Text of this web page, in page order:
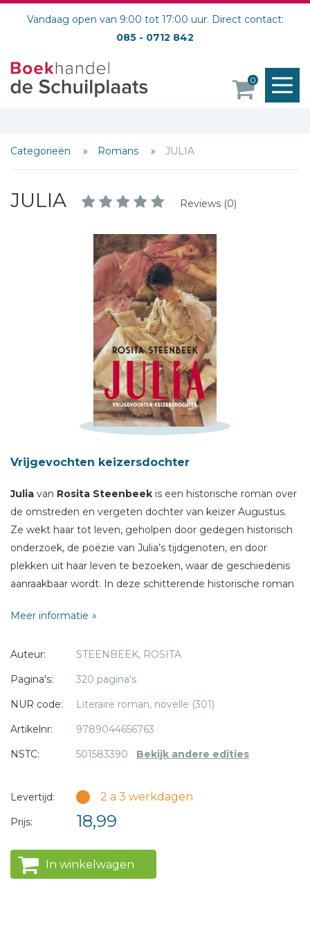
Vandaag open van 9:00 tot 17:00 uur. Direct contact:
085 - 0712 842
0
Categorieën Romans JULIA
JULIA Reviews (0)
Vrijgevochten keizersdochter
Julia van Rosita Steenbeek is een historische roman over
de omstreden en vergeten dochter van keizer Augustus.
Ze wekt haar tot leven, geholpen door gedegen historisch
onderzoek, de poëzie van Julia’s tijdgenoten, en door
plekken uit haar leven te bezoeken, waar de geschiedenis
aanraakbaar wordt. In deze schitterende historische roman
maakt, gedwarsboomd door haar vader die haar dwingt tot
Meer informatie
Auteur:
STEENBEEK, ROSITA
Pagina's:
320 pagina's
NUR code:
Literaire roman, novelle (301)
Artikelnr:
9789044656763
NSTC:
501583390 Bekijk andere edities
Levertijd: 2 a 3 werkdagen
Prijs: 18,99
In winkelwagen
Schrijf hieronder je review!
Naam *
E-mail *
Titel *
* = verplicht